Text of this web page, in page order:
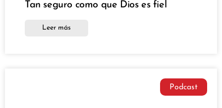
Tan seguro como que Dios es fiel
Leer más
Podcast